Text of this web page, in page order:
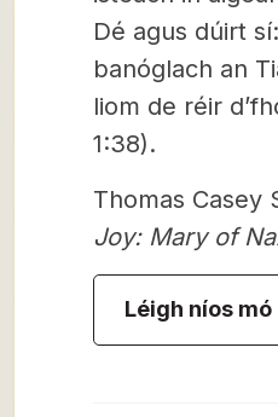
Dé agus dúirt
banóglach an
liom de réir
1:38).
Thomas Casey
Joy: Mary of
Léigh níos mó